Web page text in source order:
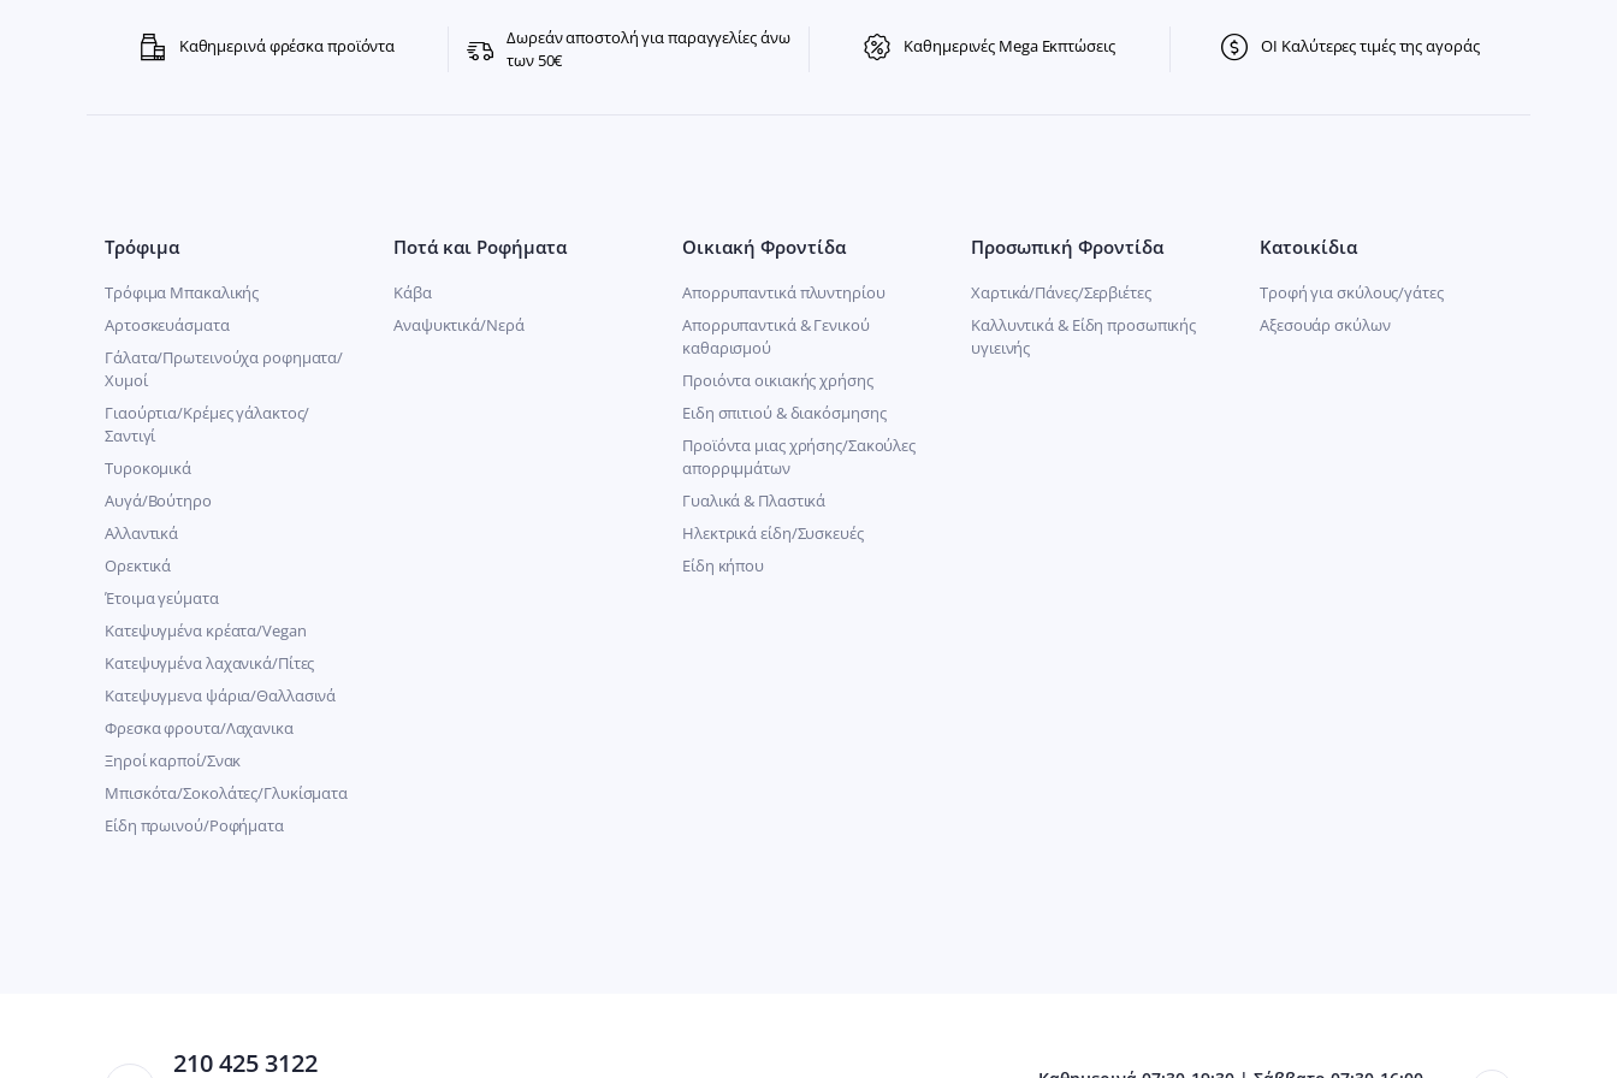
Καθημερινά φρέσκα προϊόντα
Δωρεάν αποστολή για παραγγελίες άνω
των 50€
Καθημερινές Mega Εκπτώσεις ΟΙ Καλύτερες τιμές της αγοράς
Τρόφιμα
Τρόφιμα Μπακαλικής
Αρτοσκευάσματα
Γάλατα/Πρωτεινούχα ροφηματα/
Χυμοί
Γιαούρτια/Κρέμες γάλακτος/
Σαντιγί
Τυροκομικά
Αυγά/Βούτηρο
Αλλαντικά
Ορεκτικά
Έτοιμα γεύματα
Κατεψυγμένα κρέατα/Vegan
Kατεψυγμένα λαχανικά/Πίτες
Κατεψυγμενα ψάρια/Θαλλασινά
Φρεσκα φρουτα/Λαχανικα
Ξηροί καρποί/Σνακ
Μπισκότα/Σοκολάτες/Γλυκίσματα
Είδη πρωινού/Ροφήματα
Ποτά και Ροφήματα
Κάβα
Αναψυκτικά/Νερά
Οικιακή Φροντίδα
Απορρυπαντικά πλυντηρίου
Απορρυπαντικά & Γενικού
καθαρισμού
Προιόντα οικιακής χρήσης
Ειδη σπιτιού & διακόσμησης
Προϊόντα μιας χρήσης/Σακούλες
απορριμμάτων
Γυαλικά & Πλαστικά
Ηλεκτρικά είδη/Συσκευές
Είδη κήπου
Προσωπική Φροντίδα
Χαρτικά/Πάνες/Σερβιέτες
Καλλυντικά & Είδη προσωπικής
υγιεινής
Κατοικίδια
Τροφή για σκύλους/γάτες
Αξεσουάρ σκύλων
210 425 3122